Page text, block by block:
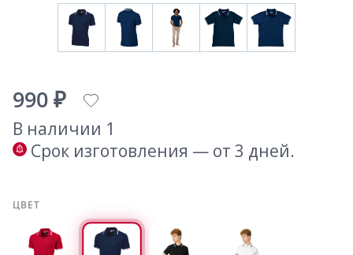
990 ₽
В наличии 1
Срок изготовления — от 3 дней.
ЦВЕТ